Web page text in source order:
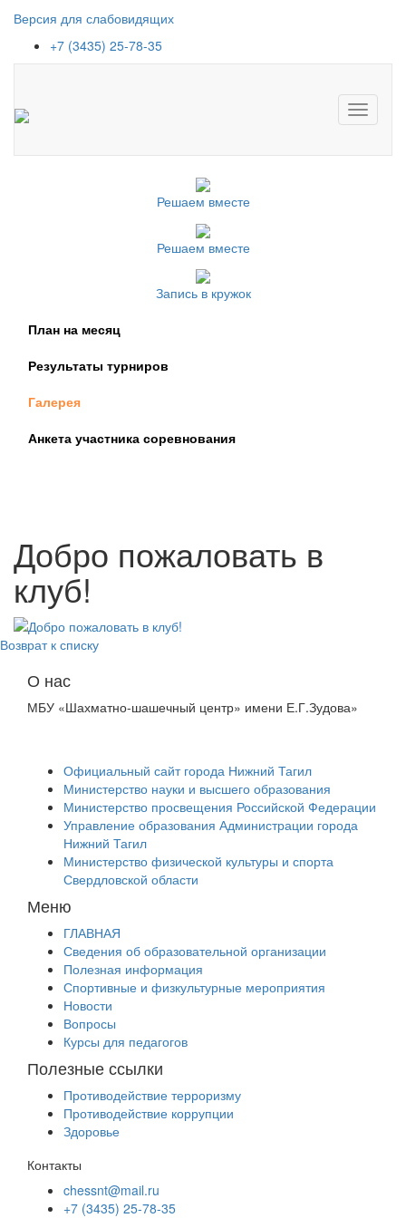
Версия для слабовидящих
+7 (3435) 25-78-35
Toggle
Решаем вместе
Решаем вместе
Запись в кружок
План на месяц
Результаты турниров
Галерея
Анкета участника соревнования
Добро пожаловать в
клуб!
Возврат к списку
О нас
МБУ «Шахматно-шашечный центр» имени Е.Г.Зудова»
Официальный сайт города Нижний Тагил
Министерство науки и высшего образования
Министерство просвещения Российской Федерации
Управление образования Администрации города
Нижний Тагил
Министерство физической культуры и спорта
Свердловской области
Меню
ГЛАВНАЯ
Сведения об образовательной организации
Полезная информация
Спортивные и физкультурные мероприятия
Новости
Вопросы
Курсы для педагогов
Полезные ссылки
Противодействие терроризму
Противодействие коррупции
Здоровье
Контакты
chessnt@mail.ru
+7 (3435) 25-78-35